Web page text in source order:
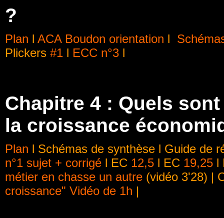
?
Plan l ACA Boudon orientation l
Plickers #1 l ECC n°3 l
Chapitre 4 : Quels
la croissance
Plan l Schémas de synthèse l Guide de
n°1 sujet + corrigé l EC 12,5 l EC 19,25 l
métier en chasse un autre (vidéo 3'28) |
croissance" Vidéo de 1h |